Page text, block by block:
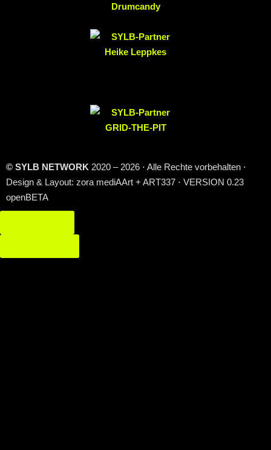
© SYLB NETWORK 2020 – 2026 ⋅ Alle Rechte vorbehalten ⋅
Design & Layout: zora mediAArt + ART337 ⋅ VERSION 0.23
openBETA